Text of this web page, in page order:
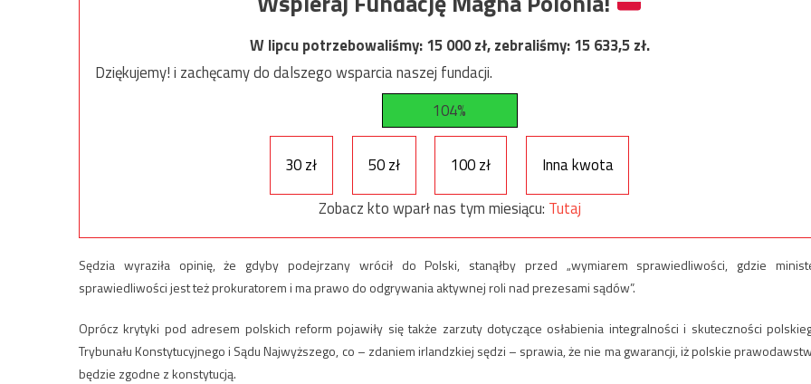
W lipcu potrzebowaliśmy:15 000zł, zebraliśmy:15 633,5zł.
Dziękujemy! i zachęcamy do dalszego wsparcia naszej fundacji.
104%
30 zł 50 zł 100 zł
Inna kwota
Zobacz kto wparł nas tym miesiącu: Tutaj
Sędzia wyraziła opinię, że gdyby podejrzany wrócił do Polski, stanąłby przed „wymiarem sprawiedliwości, gdzie
sprawiedliwości jest też prokuratorem i ma prawo do odgrywania aktywnej roli nad prezesami sądów”.
Oprócz krytyki pod adresem polskich reform pojawiły się także zarzuty dotyczące osłabienia integralności i skuteczności
Trybunału Konstytucyjnego i Sądu Najwyższego, co – zdaniem irlandzkiej sędzi – sprawia, że nie ma gwarancji, iż polskie
będzie zgodne z konstytucją.